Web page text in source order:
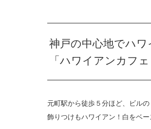
神戸の中心地でハ
「ハワイアンカフ
元町駅から徒歩５分ほど、ビル
飾りつけもハワイアン！白をベ